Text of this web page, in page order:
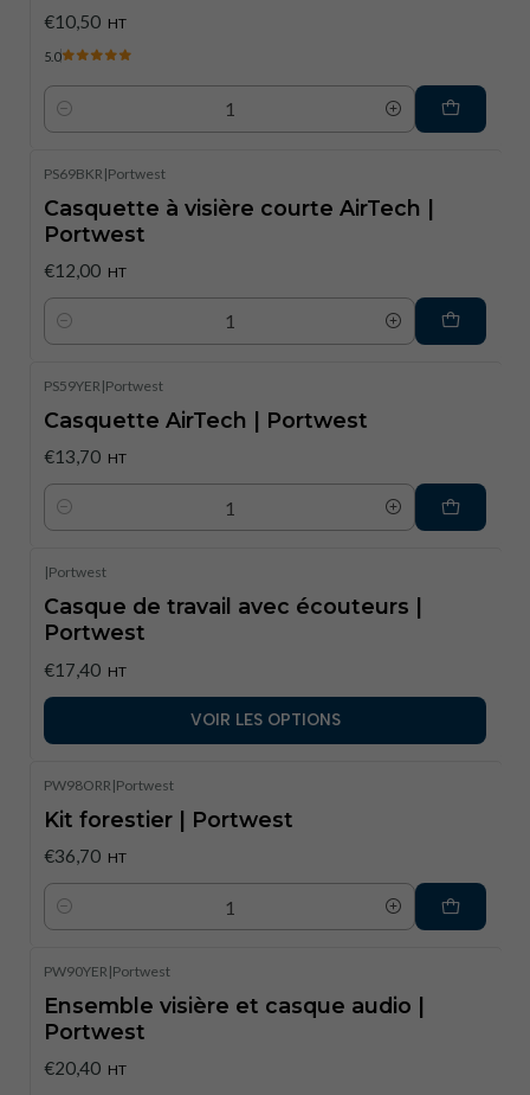
€10,50 HT
5.0
Quantité
PS69BKR |Portwest
Casquette à visière courte AirTech |
Portwest
€12,00 HT
Quantité
PS59YER |Portwest
Casquette AirTech | Portwest
€13,70 HT
Quantité
|Portwest
Casque de travail avec écouteurs |
Portwest
€17,40 HT
VOIR LES OPTIONS
PW98ORR |Portwest
Kit forestier | Portwest
€36,70 HT
Quantité
PW90YER |Portwest
Ensemble visière et casque audio |
Portwest
€20,40 HT